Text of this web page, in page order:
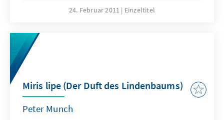
fundierte Analyse der in 2006 verabschiedeten
Publikation analysiert die Autorin auf
konstruktiv-kritischer Art die rechtlichen
Lösungen dieser Verfassung und prüft die
Integration in den EU-Rechtsraum.
24. Februar 2011 Einzeltitel
Miris lipe (Der Duft des Lindenbaums)
Peter Munch